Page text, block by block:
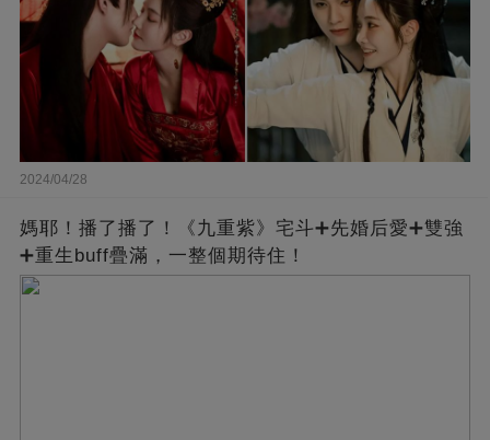
2024/04/28
媽耶！播了播了！《九重紫》宅斗➕先婚后愛➕雙強
➕重生buff疊滿，一整個期待住！